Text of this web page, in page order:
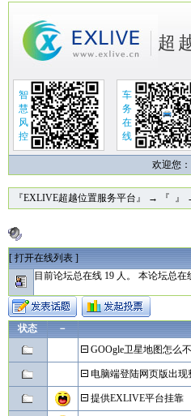
超
智
慧
风
控
车
务
在
线
欢迎您：
『EXLIVE超越位置服务平台』 → 『 』
[ 打开在线列表]
目前论坛总在线 19 人。 本论坛总
状态
－
GOOgle卫星地图怎么
电脑端登陆网页版出现
提供EXLIVE平台挂靠